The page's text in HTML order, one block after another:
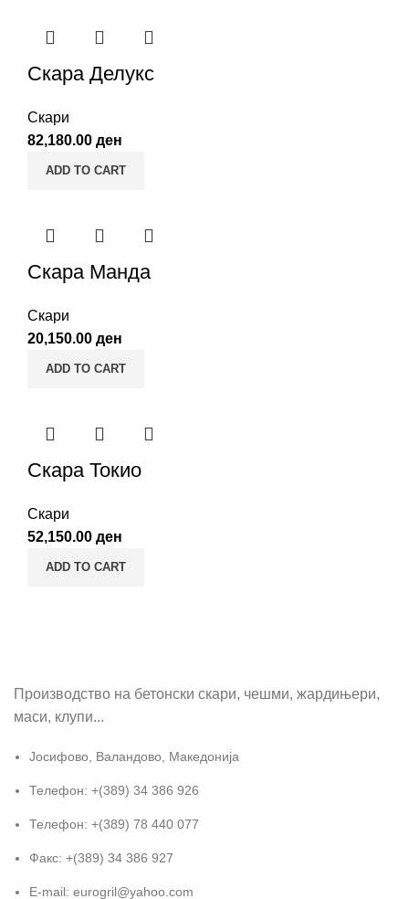
Скара Делукс
Скари
82,180.00 ден
ADD TO CART
Скара Манда
Скари
20,150.00 ден
ADD TO CART
Скара Токио
Скари
52,150.00 ден
ADD TO CART
Производство на бетонски скари, чешми, жардињери,
маси, клупи...
Јосифово, Валандово, Македонија
Телефон: +(389) 34 386 926
Телефон: +(389) 78 440 077
Факс: +(389) 34 386 927
E-mail: eurogril@yahoo.com